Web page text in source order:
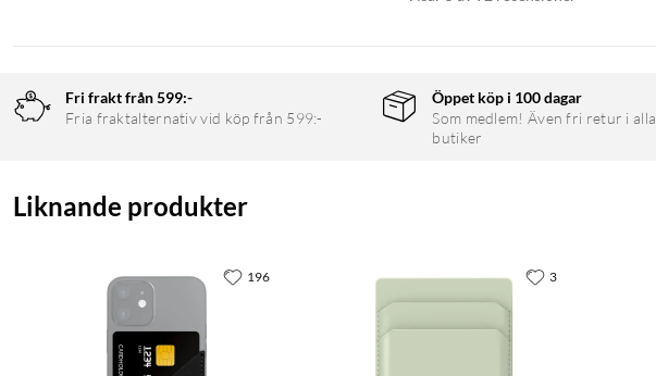
Fri frakt från 599:-
Fria fraktalternativ vid köp från 599:-
Öppet köp i 100 dagar
Som medlem! Även fri retur i alla
butiker
Liknande produkter
196 3